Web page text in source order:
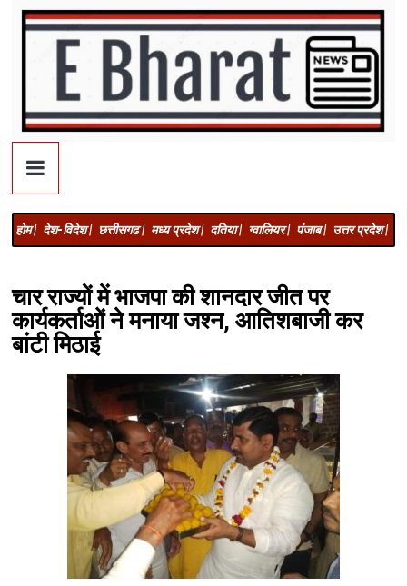
होम | देश-विदेश | छत्तीसगढ | मध्य प्रदेश | दतिया | ग्वालियर | पंजाब | उत्तर प्रदेश |
चार राज्यों में भाजपा की शानदार जीत पर
कार्यकर्ताओं ने मनाया जश्न, आतिशबाजी कर
बांटी मिठाई